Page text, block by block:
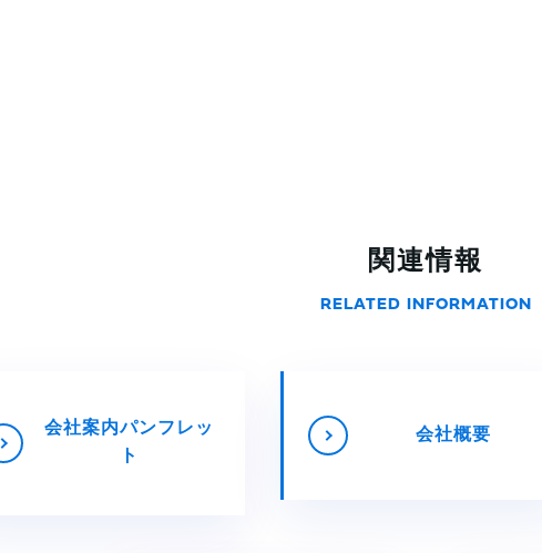
関連情報
RELATED INFORMATION
会社案内パンフレッ
ト
会社概要